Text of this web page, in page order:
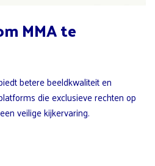
MMA te
betere beeldkwaliteit en
die exclusieve rechten op
veilige kijkervaring.